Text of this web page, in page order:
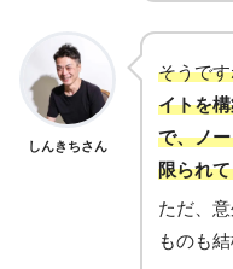
しんきちさん
そうで
イトを
で、ノ
限られ
ただ、意
ものも